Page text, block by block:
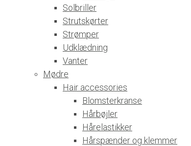
Solbriller
Strutskørter
Strømper
Udklædning
Vanter
Mødre
Hair accessories
Blomsterkranse
Hårbøjler
Hårelastikker
Hårspænder og klemmer